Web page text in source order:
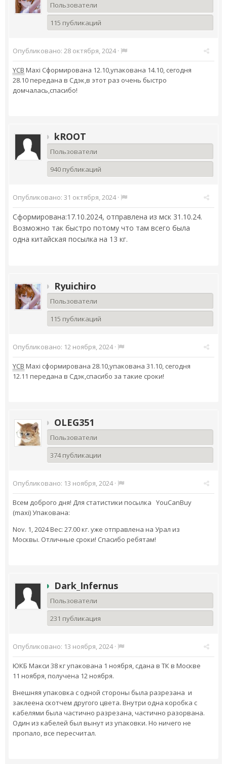
Пользователи
115 публикаций
Опубликовано: 28 октября, 2024·
YCB Maxi Сформирована 12.10,упакована 14.10, сегодня
28.10 передана в Сдэк,в этот раз очень быстро
домчалась,спасибо!
kROOT
Пользователи
940 публикаций
Опубликовано: 31 октября, 2024·
Сформирована:17.10.2024, отправлена из мск 31.10.24.
Возможно так быстро потому что там всего была
одна китайская посылка на 13 кг.
Ryuichiro
Пользователи
115 публикаций
Опубликовано: 12 ноября, 2024·
YCB Maxi сформирована 28.10,упакована 31.10, сегодня
12.11 передана в Сдэк,спасибо за такие сроки!
OLEG351
Пользователи
374 публикации
Опубликовано: 13 ноября, 2024·
Всем доброго дня! Для статистики посылка YouCanBuy
(maxi) Упакована:
Nov. 1, 2024 Вес: 27.00 кг. уже отправлена на Урал из
Москвы. Отличные сроки! Спасибо ребятам!
Dark_Infernus
Пользователи
231 публикация
Опубликовано: 13 ноября, 2024·
ЮКБ Макси 38 кг упакована 1 ноября, сдана в ТК в Москве
11 ноября, получена 12 ноября.
Внешняя упаковка с одной стороны была разрезана и
заклеена скотчем другого цвета. Внутри одна коробка с
кабелями была частично разрезана, частично разорвана.
Один из кабелей был вынут из упаковки. Но ничего не
пропало, все пересчитал.